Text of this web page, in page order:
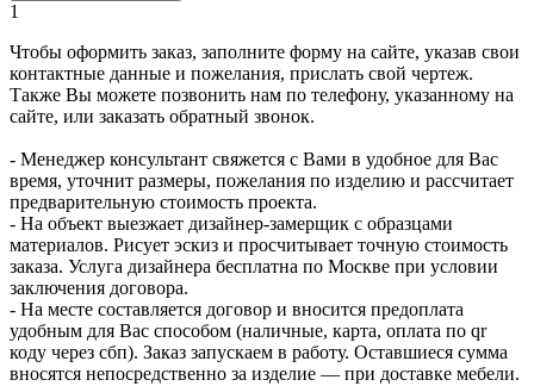
1
Чтобы оформить заказ, заполните форму на сайте, указав свои
контактные данные и пожелания, прислать свой чертеж.
Также Вы можете позвонить нам по телефону, указанному на
сайте, или заказать обратный звонок.
- Менеджер консультант свяжется с Вами в удобное для Вас
время, уточнит размеры, пожелания по изделию и рассчитает
предварительную стоимость проекта.
- На объект выезжает дизайнер-замерщик с образцами
материалов. Рисует эскиз и просчитывает точную стоимость
заказа. Услуга дизайнера бесплатна по Москве при условии
заключения договора.
- На месте составляется договор и вносится предоплата
удобным для Вас способом (наличные, карта, оплата по qr
коду через сбп). Заказ запускаем в работу. Оставшиеся сумма
вносятся непосредственно за изделие — при доставке мебели.